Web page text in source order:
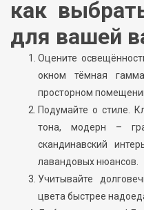
как
для вашей
Оцените
окном тёмная
просторном
Подумайте о стиле.
тона, модерн –
скандинавский
лавандовых нюансов.
Учитывайте
цвета быстрее